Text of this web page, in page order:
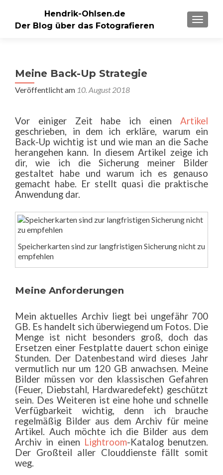
Hendrik-Ohlsen.de
Der Blog über das Fotografieren
Meine Back-Up Strategie
Veröffentlicht am 10. August 2018
Vor einiger Zeit habe ich einen Artikel
geschrieben, in dem ich erkläre, warum ein
Back-Up wichtig ist und wie man an die Sache
herangehen kann. In diesem Artikel zeige ich
dir, wie ich die Sicherung meiner Bilder
gestaltet habe und warum ich es genauso
gemacht habe. Er stellt quasi die praktische
Anwendung dar.
Speicherkarten sind zur langfristigen Sicherung nicht zu
empfehlen
Meine Anforderungen
Mein aktuelles Archiv liegt bei ungefähr 700
GB. Es handelt sich überwiegend um Fotos. Die
Menge ist nicht besonders groß, doch das
Ersetzen einer Festplatte dauert schon einige
Stunden. Der Datenbestand wird dieses Jahr
vermutlich nur um 120 GB anwachsen. Meine
Bilder müssen vor den klassischen Gefahren
(Feuer, Diebstahl, Hardwaredefekt) geschützt
sein. Des Weiteren ist eine hohe und schnelle
Verfügbarkeit wichtig, denn ich brauche
regelmäßig Bilder aus dem Archiv für meine
Artikel. Auch möchte ich die Bilder aus dem
Archiv in einen Lightroom-Katalog benutzen.
Der Großteil aller Clouddienste fällt somit
weg.